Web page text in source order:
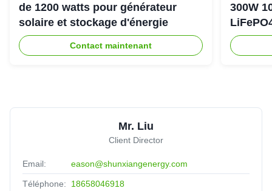
de 1200 watts pour générateur
solaire et stockage d'énergie
Contact maintenant
300W
Mr. Liu
Client Director
Email: eason@shunxiangenergy.com
Téléphone: 18658046918